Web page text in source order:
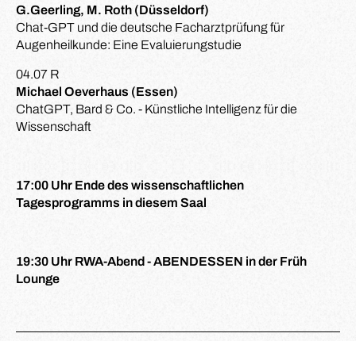
G.Geerling, M. Roth (Düsseldorf)
Chat-GPT und die deutsche Facharztprüfung für
Augenheilkunde: Eine Evaluierungstudie
04.07 R
Michael Oeverhaus (Essen)
ChatGPT, Bard & Co. - Künstliche Intelligenz für die
Wissenschaft
17:00 Uhr Ende des wissenschaftlichen
Tagesprogramms in diesem Saal
19:30 Uhr RWA-Abend - ABENDESSEN in der Früh
Lounge